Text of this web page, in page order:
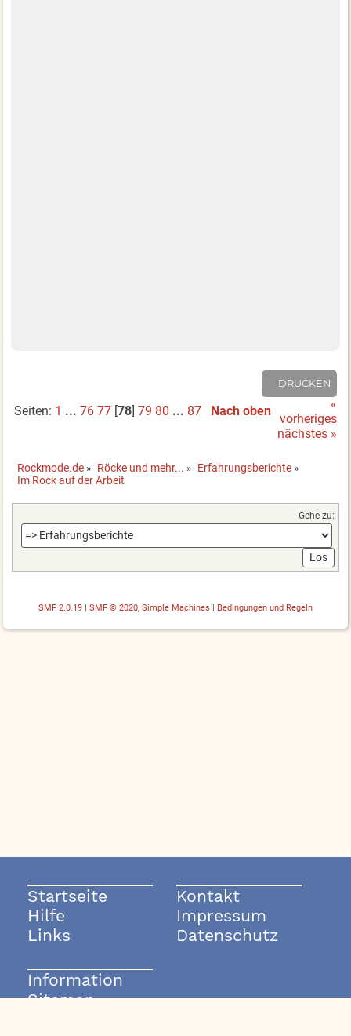
DRUCKEN
Seiten: 1 ... 76 77[78] 79 80 ... 87 Nach oben
«
vorheriges
nächstes »
Rockmode.de » Röcke und mehr... » Erfahrungsberichte »
Im Rock auf der Arbeit
Gehe zu:
SMF 2.0.19 | SMF © 2020, Simple Machines | Bedingungen und Regeln
Startseite
Hilfe
Links
Kontakt
Impressum
Datenschutz
Information
Sitemap